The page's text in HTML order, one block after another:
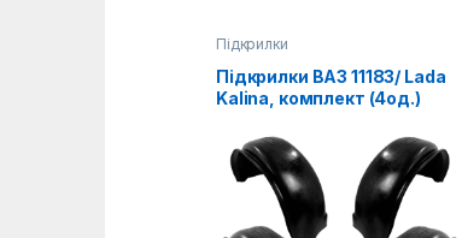
Підкрилки
Підкрилки ВАЗ 11183/ Lada
Kalina, комплект (4од.)